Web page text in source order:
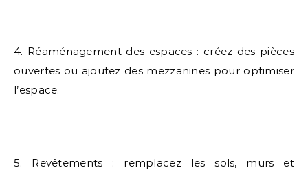
4. Réaménagement des espaces : créez des pièces
ouvertes ou ajoutez des mezzanines pour optimiser
l’espace.
5. Revêtements : remplacez les sols, murs et